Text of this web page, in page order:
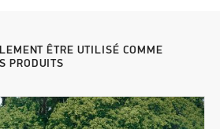
ÊTRE UTILISÉ COMME
PRODUITS